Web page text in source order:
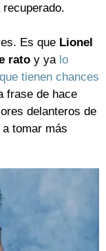
recuperado.
Es que Lionel
rato y ya lo
tienen chances
frase de hace
delanteros de
tomar más